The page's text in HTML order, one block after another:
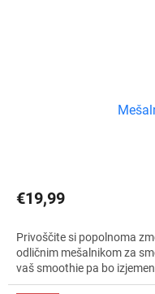
€19,99
Privoščite si popolnoma
odličnim mešalnikom za
vaš smoothie pa bo